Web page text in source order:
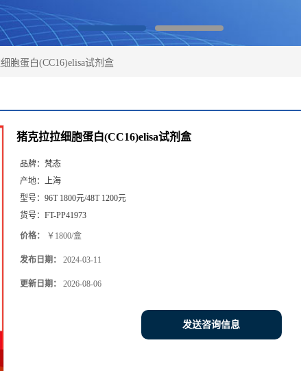
胞蛋白(CC16)elisa试剂盒
猪克拉拉细胞蛋白(CC16)elisa试剂盒
品牌： 梵态
产地： 上海
型号： 96T 1800元/48T 1200元
货号： FT-PP41973
价格： ￥1800/盒
发布日期： 2024-03-11
更新日期： 2026-08-06
发送咨询信息